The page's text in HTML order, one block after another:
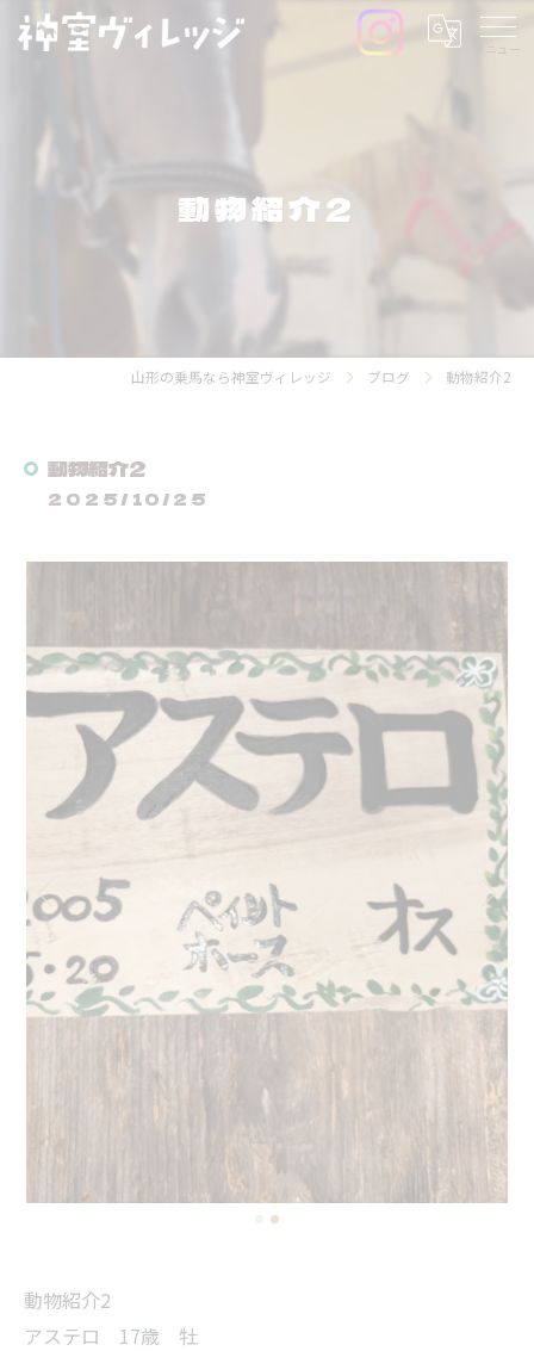
動物紹介2
山形の乗馬なら神室ヴィレッジ ブログ 動物紹介2
動物紹介2
2025/10/25
動物紹介2
アステロ 17歳 牡